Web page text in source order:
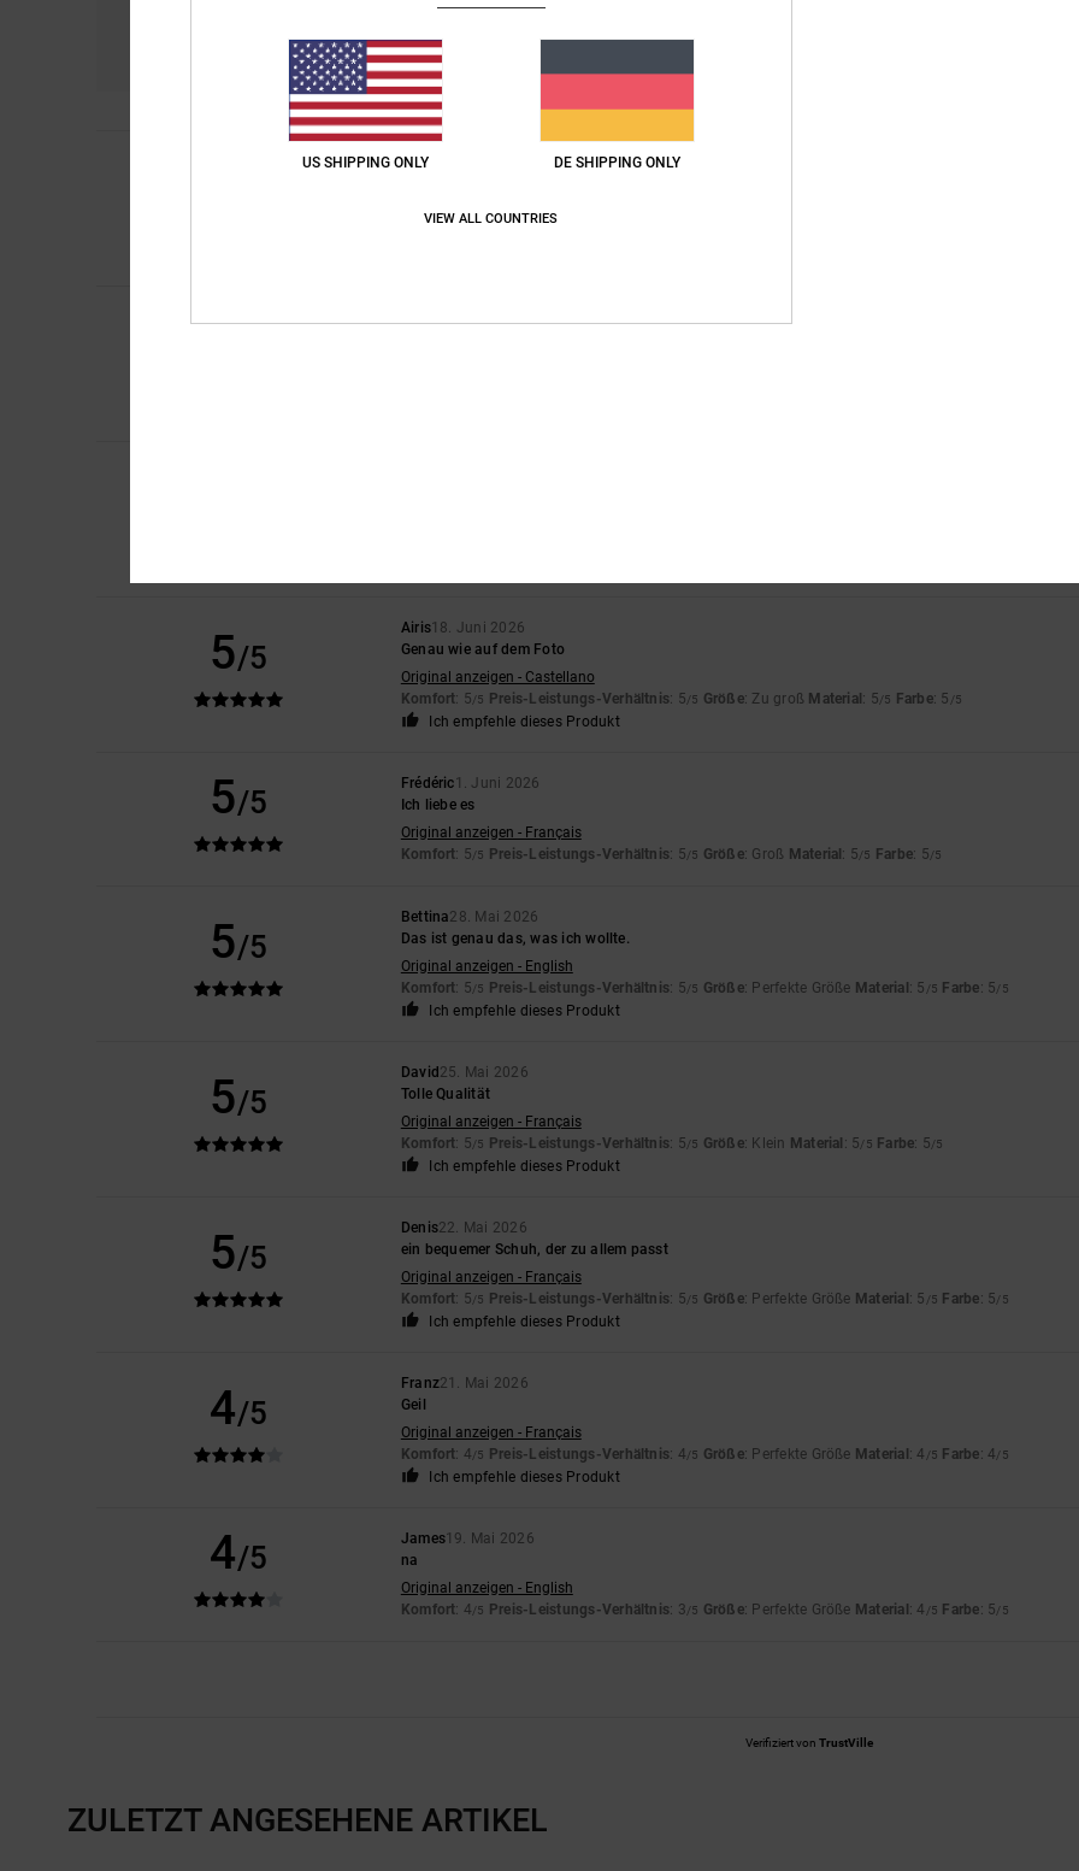
4.7
4.6
Sylviane
Original anzeigen - Français
5
5/5
Airis18. Juni 2026
Genau wie auf dem Foto
Original anzeigen - Castellano
Komfort: 5/5 Preis-Leistungs-Verhältnis: 5/5 Größe: Zu groß Material : 5/5 Farbe: 5 /5
Ich empfehle dieses Produkt
5/5
Frédéric1. Juni 2026
Ich liebe es
Original anzeigen - Français
Komfort: 5/5 Preis-Leistungs-Verhältnis: 5/5 Größe: Groß Material : 5/5 Farbe: 5/5
5/5
Bettina28. Mai 2026
Das ist genau das, was ich wollte.
Original anzeigen - English
Komfort: 5/5 Preis-Leistungs-Verhältnis: 5/5 Größe: Perfekte Größe Material : 5 /5 Farbe: 5/5
Ich empfehle dieses Produkt
5/5
David 25. Mai 2026
Tolle Qualität
Original anzeigen - Français
Komfort: 5/5 Preis-Leistungs-Verhältnis: 5/5 Größe: Klein Material : 5/5 Farbe: 5/5
Ich empfehle dieses Produkt
5/5
Denis22. Mai 2026
ein bequemer Schuh, der zu allem passt
Original anzeigen - Français
Komfort: 5/5 Preis-Leistungs-Verhältnis: 5/5 Größe: Perfekte Größe Material : 5 /5 Farbe: 5/5
Ich empfehle dieses Produkt
4/5
Franz21. Mai 2026
Geil
Original anzeigen - Français
Komfort: 4/5 Preis-Leistungs-Verhältnis: 4/5 Größe: Perfekte Größe Material : 4 /5 Farbe: 4/5
Ich empfehle dieses Produkt
4/5
James19. Mai 2026
na
Original anzeigen - English
Komfort: 4/5 Preis-Leistungs-Verhältnis: 3/5 Größe: Perfekte Größe Material : 4 /5 Farbe: 5/5
Verifiziert von TrustVille
ZULETZT ANGESEHENE ARTIKEL
US SHIPPING ONLY DE SHIPPING ONLY
VIEW ALL COUNTRIES